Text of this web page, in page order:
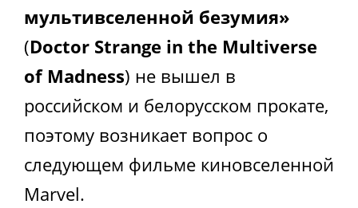
мультивселенной безумия»
(Doctor Strange in the Multiverse
of Madness) не вышел в
российском и белорусском прокате,
поэтому возникает вопрос о
следующем фильме киновселенной
Marvel.